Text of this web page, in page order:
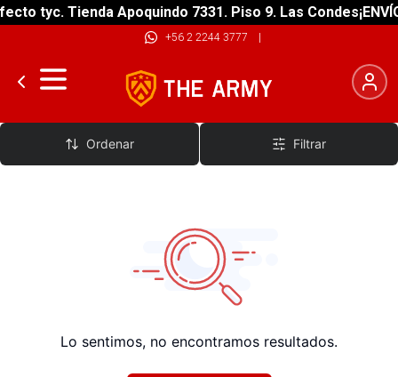
tyc. Tienda Apoquindo 7331. Piso 9. Las Condes
+56 2 2244 3777 |
Kit
Ordenar Filtrar
Lo sentimos, no encontramos resultados.